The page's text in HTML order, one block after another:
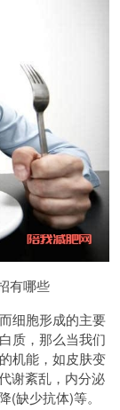
有哪些
细胞形成的主要
质，那么当我们
机能，如皮肤变
谢紊乱，内分泌
缺少抗体)等。